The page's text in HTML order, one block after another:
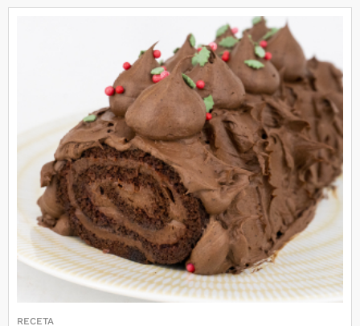
RECETA